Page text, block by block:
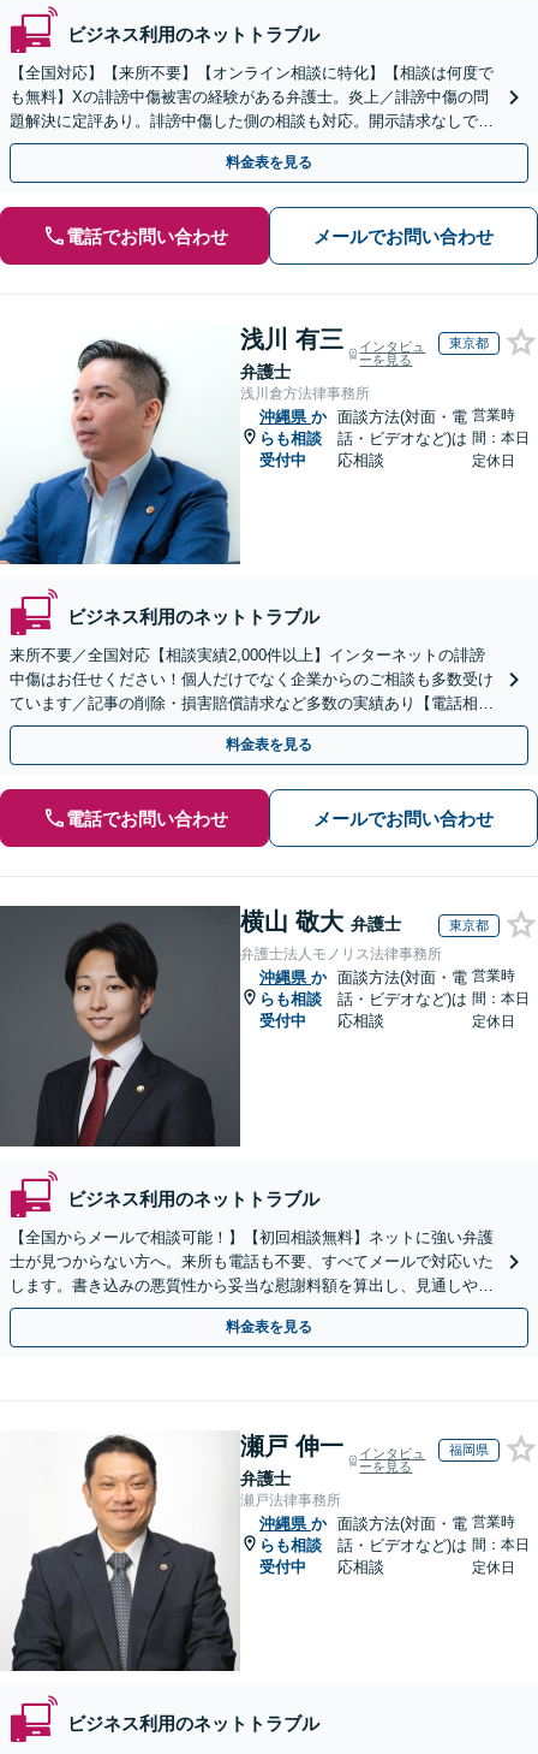
ビジネス利用のネットトラブル
【全国対応】【来所不要】【オンライン相談に特化】【相談は何度で
も無料】Xの誹謗中傷被害の経験がある弁護士。炎上／誹謗中傷の問
題解決に定評あり。誹謗中傷した側の相談も対応。開示請求なしで本
人の特定ができる場合もあり。
料金表を見る
電話でお問い合わせ メールでお問い合わせ
浅川 有三
弁護士
インタビュ
ーを見る
東京都
浅川倉方法律事務所
沖縄県 か
らも相談
受付中
面談方法(対面・電
話・ビデオなど)は
応相談
営業時
間：本日
定休日
ビジネス利用のネットトラブル
来所不要／全国対応【相談実績2,000件以上】インターネットの誹謗
中傷はお任せください！個人だけでなく企業からのご相談も多数受け
ています／記事の削除・損害賠償請求など多数の実績あり【電話相談
可】【初回相談無料】【夜間休日面談可】
料金表を見る
電話でお問い合わせ メールでお問い合わせ
横山 敬大 弁護士 東京都
弁護士法人モノリス法律事務所
沖縄県 か
らも相談
受付中
面談方法(対面・電
話・ビデオなど)は
応相談
営業時
間：本日
定休日
ビジネス利用のネットトラブル
【全国からメールで相談可能！】【初回相談無料】ネットに強い弁護
士が見つからない方へ。来所も電話も不要、すべてメールで対応いた
します。書き込みの悪質性から妥当な慰謝料額を算出し、見通しや費
用面のリスクも包み隠さずお伝えしサポートします。
料金表を見る
瀬戸 伸一
弁護士
インタビュ
ーを見る
福岡県
瀬戸法律事務所
沖縄県 か
らも相談
受付中
面談方法(対面・電
話・ビデオなど)は
応相談
営業時
間：本日
定休日
ビジネス利用のネットトラブル